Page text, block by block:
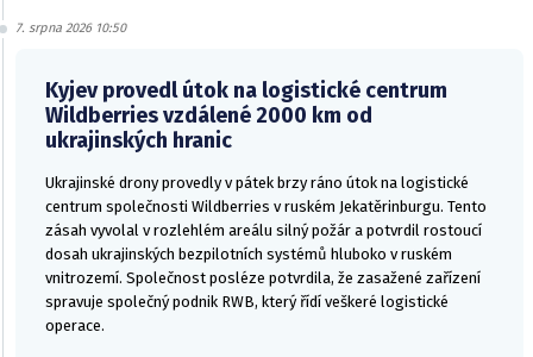
7. srpna 2026 10:50
Kyjev provedl útok na logistické centrum
Wildberries vzdálené 2000 km od
ukrajinských hranic
Ukrajinské drony provedly v pátek brzy ráno útok na logistické
centrum společnosti Wildberries v ruském Jekatěrinburgu. Tento
zásah vyvolal v rozlehlém areálu silný požár a potvrdil rostoucí
dosah ukrajinských bezpilotních systémů hluboko v ruském
vnitrozemí. Společnost posléze potvrdila, že zasažené zařízení
spravuje společný podnik RWB, který řídí veškeré logistické
operace.